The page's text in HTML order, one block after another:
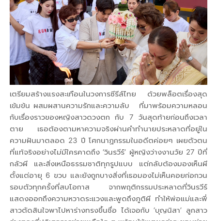
เตรียมสร้างแรงสะเทือนในวงการซีรีส์ไทย ด้วยพล็อตเรื่องสุด
เข้มข้น ผสมผสานความรักและความลับ ที่มาพร้อมความหลอน
กับเรื่องราวของหญิงสาวดวงตก กับ 7 วันสุดท้ายก่อนถึงเวลา
ตาย เธอต้องตามหาความจริงผ่านคำทำนายประหลาดที่อยู่ใน
ความฝันมาตลอด 23 ปี โศกนาฏกรรมในอดีตค่อยๆ เผยตัวตน
ที่แท้จริงอย่างไม่มีใครคาดถึง ‘วินรวีร์’ ผู้หญิงว่างงานวัย 27 ปีที่
กลัวผี และสิ่งเหนือธรรมชาติทุกรูปแบบ แต่กลับต้องมองเห็นผี
ตั้งแต่อายุ 6 ขวบ และยังถูกบางสิ่งที่เธอมองไม่เห็นคอยก่อกวน
รอบตัวทุกครั้งที่สบโอกาส จากพฤติกรรมประหลาดที่วินรวีร์
แสดงออกถึงความหวาดระแวงและพูดถึงภูติผี ทำให้พ่อแม่และพี่
สาวตัดสินใจพาไปหาร่างทรงขึ้นชื่อ ได้เจอกับ ‘บุญนิสา’ ลูกสาว